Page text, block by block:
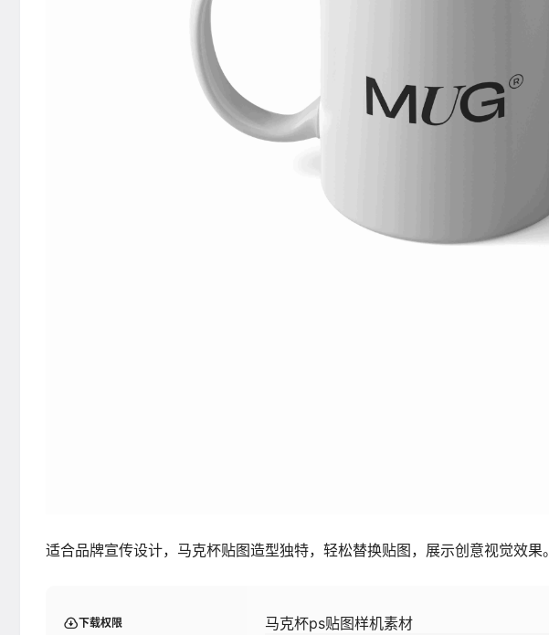
适合品牌宣传设计，马克杯贴图造型独特，轻松替换贴图，展示创意视觉效果。
下载权限 马克杯ps贴图样机素材